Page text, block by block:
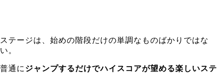
ステージは、始めの階段だけの単調なものばかりではな
い。
普通に ジャンプするだけでハイスコアが望める楽しいステ